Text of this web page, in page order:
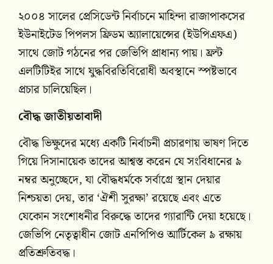
২০০৪ সালের প্রেসিডেন্ট নির্বাচনে মাহিন্দা রাজাপাকসের
ইউনাইটেড পিপলস ফ্রিডম অ্যালায়েন্সের (ইউপিএফএ)
সাথে জোট গঠনের পর জেভিপি প্রাধান্য পায়। ফ্রন্ট
এলটিটিইর সাথে যুদ্ধবিরতিবিরোধী অবস্থানে স্পষ্টভাবে
প্রচার চালিয়েছিল।
বৌদ্ধ জাতীয়তাবাদী
বৌদ্ধ ভিক্ষুদের মধ্যে একটি নির্বাচনী প্রচারণায় ভাষণ দিতে
গিয়ে দিসানায়েক তাদের আশ্বস্ত করেন যে সংবিধানের ৯
নম্বর অনুচ্ছেদে, যা বৌদ্ধধর্মকে সর্বাগ্রে স্থান দেয়ার
নিশ্চয়তা দেয়, তার ‘ঐশী সুরক্ষা’ রয়েছে এবং এতে
যেকোন সংশোধনীর বিরুদ্ধে তাদের গ্যারান্টি দেয়া হয়েছে।
জেভিপি নেতৃত্বাধীন জোট এনপিপিও আর্টিকেল ৯ রক্ষায়
প্রতিশ্রুতিবদ্ধ।